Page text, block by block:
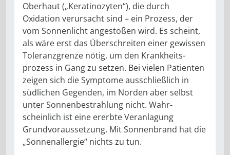
Oberhaut („Ke­ratinozyten“), die durch
Oxidation verursacht sind – ein Prozess, der
vom Sonnenlicht angestoßen wird. Es scheint,
als wäre erst das Über­schreiten einer gewissen
Toleranz­grenze nötig, um den Krankheits­
prozess in Gang zu setzen. Bei vielen Patienten
zeigen sich die Symptome ausschließlich in
südlichen Gegen­den, im Norden aber selbst
unter Sonnenbestrahlung nicht. Wahr­
scheinlich ist eine ererbte Veranla­gung
Grundvoraussetzung. Mit Son­nenbrand hat die
„Sonnenallergie“ nichts zu tun.